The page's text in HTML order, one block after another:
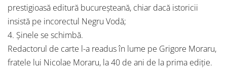
prestigioasă editură bucureșteană, chiar dacă istoricii
insistă pe incorectul Negru Vodă;
4. Șinele se schimbă.
Redactorul de carte l-a readus în lume pe Grigore Moraru,
fratele lui Nicolae Moraru, la 40 de ani de la prima ediție.